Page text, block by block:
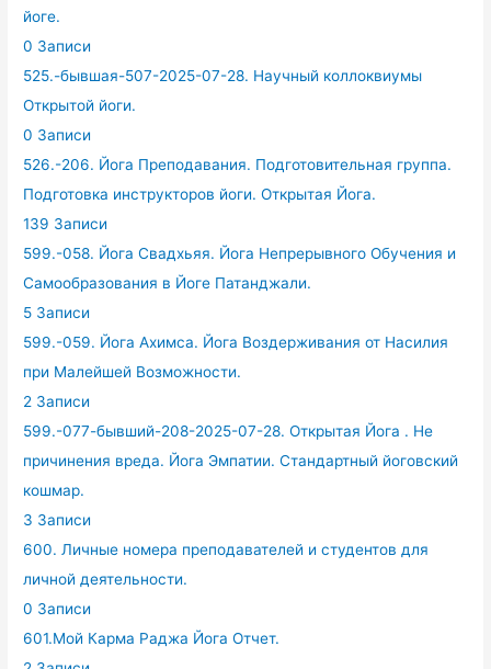
йоге.
0 Записи
525.-бывшая-507-2025-07-28. Научный коллоквиумы
Открытой йоги.
0 Записи
526.-206. Йога Преподавания. Подготовительная группа.
Подготовка инструкторов йоги. Открытая Йога.
139 Записи
599.-058. Йога Свадхьяя. Йога Непрерывного Обучения и
Самообразования в Йоге Патанджали.
5 Записи
599.-059. Йога Ахимса. Йога Воздерживания от Насилия
при Малейшей Возможности.
2 Записи
599.-077-бывший-208-2025-07-28. Открытая Йога . Не
причинения вреда. Йога Эмпатии. Стандартный йоговский
кошмар.
3 Записи
600. Личные номера преподавателей и студентов для
личной деятельности.
0 Записи
601.Мой Карма Раджа Йога Отчет.